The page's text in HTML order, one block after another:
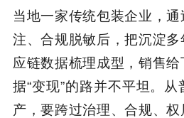
当地一家传统包装企业，
注、合规脱敏后，把沉淀
应链数据梳理成型，销售
据“变现”的路并不平坦。
产，要跨过治理、合规、